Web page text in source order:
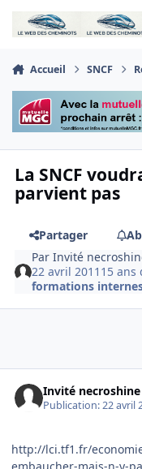
Aller au contenu
Accueil SNCF
La SNCF
parvient pas
Partager
ParInvité
22 avril 2011 15 ans
formations
Invité necroshine
Publication:22 avril
http://lci.tf1.fr/